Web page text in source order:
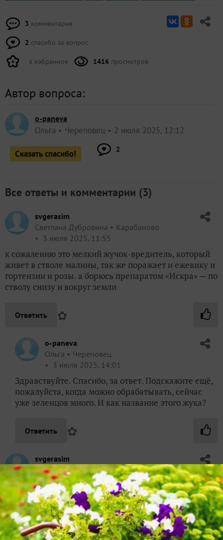
3 комментария
2 спасибо за вопрос
в избранное 1416 просмотров
Автор вопроса:
o-paneva
Ольга Череповец 2 июля 2025, 12:12
Сказать спасибо! 2
Все ответы и комментарии (3)
svgerasim
Светлана Дубровина
Карабаново
3 июля 2025, 11:55
к сожалению это мелкий жучок-вредитель, который
живет в стволе малины, так же поражает и ежевику и
гортензии и розы. а борюсь препаратом «Искра» — по
стволу снизу и вокруг земли
Ответить ✿
o-paneva
Ольга
Череповец
3 июля 2025, 14:01
Здравствуйте. Спасибо, за ответ. Подскажите ещё,
пожалуйста, когда можно обрабатывать, сейчас
уже зеленцов много. И как название этого жука?
Ответить ✿
svgerasim
Светлана Дубровина
Карабаново
3 июля 2025, 15:05
Жук называется побеговая галлица, обрабатывать
можно — вы не задеваете ягоды, опрыскиваете
только стебли от земли см на 15-20 и приствольный
круг